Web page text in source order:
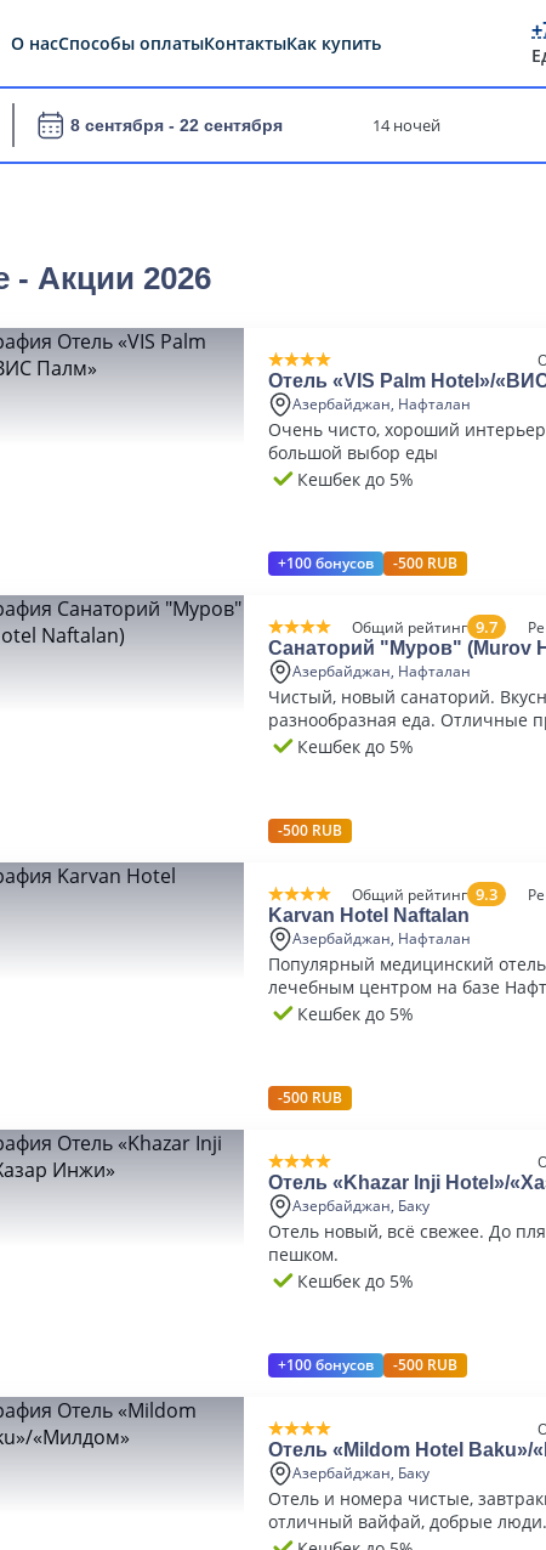
О насСпособы оплатыКонтактыКак купить
8 сентября - 22 сентября 14 ночей
Акции 2026
Отель «VIS Palm Hotel»/
Азербайджан, Нафталан
Очень чисто, хороший
большой выбор еды
Кешбек до 5%
+100 бонусов -500 RUB
Общий рейтинг 9.7
Санаторий "Муров" (Murov
Азербайджан, Нафталан
Чистый, новый санаторий.
разнообразная еда. Отличные
Персонал вежливый,
Кешбек до 5%
-500 RUB
Общий рейтинг 9.3
Karvan Hotel Naftalan
Азербайджан, Нафталан
Популярный медицинский
лечебным центром на базе
Кешбек до 5%
-500 RUB
Отель «Khazar Inji Hotel»/
Азербайджан, Баку
Отель новый, всё свежее. До
пешком.
Кешбек до 5%
+100 бонусов -500 RUB
Отель «Mildom Hotel Baku»/
Азербайджан, Баку
Отель и номера чистые,
отличный вайфай, добрые люди.